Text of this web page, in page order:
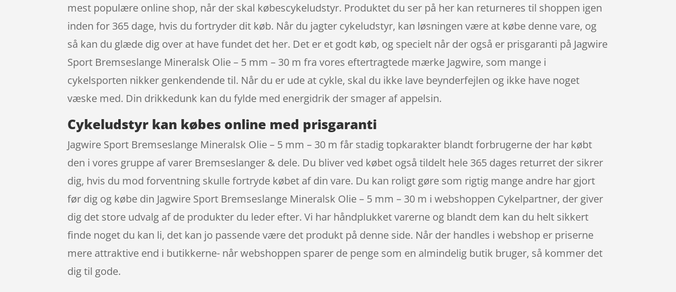
mest populære online shop, når der skal købescykeludstyr. Produktet du ser på her kan returneres til shoppen igen
inden for 365 dage, hvis du fortryder dit køb. Når du jagter cykeludstyr, kan løsningen være at købe denne vare, og
så kan du glæde dig over at have fundet det her. Det er et godt køb, og specielt når der også er prisgaranti på Jagwire
Sport Bremseslange Mineralsk Olie – 5 mm – 30 m fra vores eftertragtede mærke Jagwire, som mange i
cykelsporten nikker genkendende til. Når du er ude at cykle, skal du ikke lave beynderfejlen og ikke have noget
væske med. Din drikkedunk kan du fylde med energidrik der smager af appelsin.
Cykeludstyr kan købes online med prisgaranti
Jagwire Sport Bremseslange Mineralsk Olie – 5 mm – 30 m får stadig topkarakter blandt forbrugerne der har købt
den i vores gruppe af varer Bremseslanger & dele. Du bliver ved købet også tildelt hele 365 dages returret der sikrer
dig, hvis du mod forventning skulle fortryde købet af din vare. Du kan roligt gøre som rigtig mange andre har gjort
før dig og købe din Jagwire Sport Bremseslange Mineralsk Olie – 5 mm – 30 m i webshoppen Cykelpartner, der giver
dig det store udvalg af de produkter du leder efter. Vi har håndplukket varerne og blandt dem kan du helt sikkert
finde noget du kan li, det kan jo passende være det produkt på denne side. Når der handles i webshop er priserne
mere attraktive end i butikkerne- når webshoppen sparer de penge som en almindelig butik bruger, så kommer det
dig til gode.